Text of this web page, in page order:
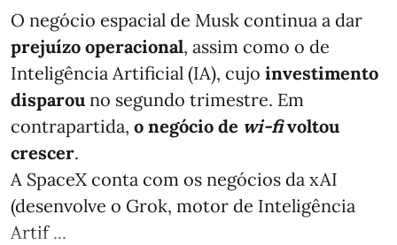
O negócio espacial de Musk continua a dar
prejuízo operacional, assim como o de
Inteligência Artificial (IA), cujo investimento
disparou no segundo trimestre. Em
contrapartida, o negócio de wi-fivoltou
crescer.
A SpaceX conta com os negócios da xAI
(desenvolve o Grok, motor de Inteligência
Artif ...